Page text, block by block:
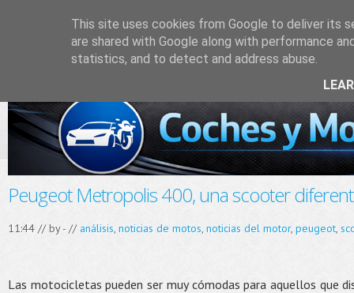
Peugeot Metropolis 400, una scooter
11:44 // by- // análisis, noticias de motos, noticias del motor, peugeot,
Las motocicletas pueden ser muy cómodas para aquellos que
This site uses cookies from Google to deliver its
are shared with Google along with performance
statistics, and to detect and address abuse.